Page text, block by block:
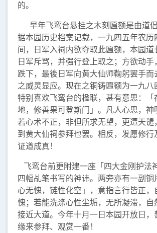
的。
早年飞鸾台悬挂之木刻匾额是由道侣
据本园历史档案记载，一九四五年农历
间，日军入祠内欲夺取此匾额，本园道
日军斥骂，并强行登上取之；方欲动手
跌下，最後日军向黄大仙师鞠躬罢手而
之威灵显应。现在之铜铸匾额为一九
特别喜欢飞鸾台的楹联，甚有意思：「
地，修善果可登斯门」。凡人心思，神
若心术不正，非但所求无望，更遭天谴
到黄大仙祠参拜也罢。相反，发愿修
证道成真！
飞鸾台前更附建一座「四大金刚护法
四幅乩笔书写的神讳。两旁亦有一副铜
心无愧，链性化空」，意指言行皆正，
愧；若能洗涤心性尘垢，无所凝滞，自
接近大道。今年十月一日本园开放日，
缘来参拜、观赏一番！